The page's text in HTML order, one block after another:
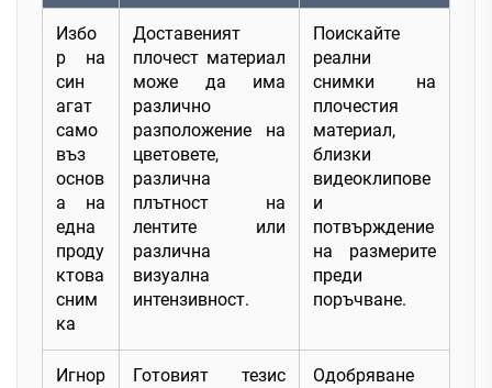
Избо
р на
син
агат
само
въз
основ
а на
една
проду
ктова
сним
ка
Доставеният
плочест материал
може да има
различно
разположение на
цветовете,
различна
плътност на
лентите или
различна
визуална
интензивност.
Поискайте
реални
снимки на
плочестия
материал,
близки
видеоклипове
и
потвърждение
на размерите
преди
поръчване.
Игнор
Готовият тезис
Одобряване